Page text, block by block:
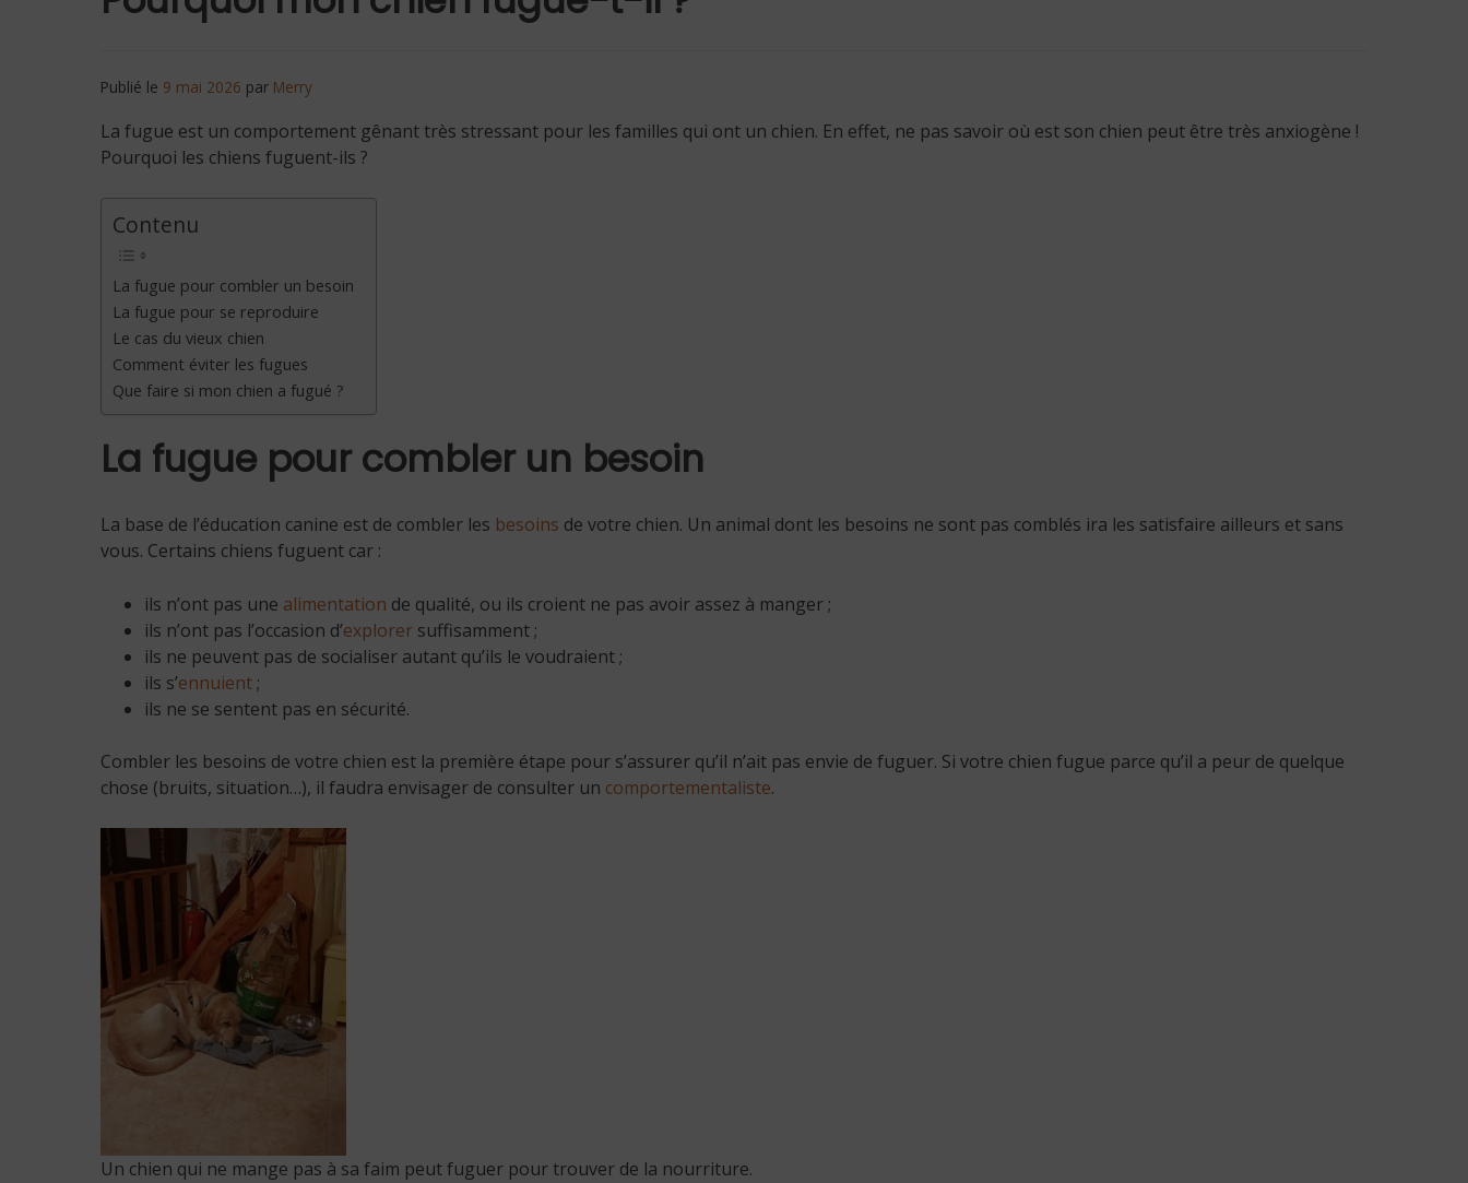
Publié le 9 mai 2026 par Merry
La fugue est un comportement gênant très stressant pour les familles qui ont un chien. En effet, ne pas savoir où est son chien peut être très anxiogène !
Pourquoi les chiens fuguent-ils ?
Contenu
La fugue pour combler un besoin
La fugue pour se reproduire
Le cas du vieux chien
Comment éviter les fugues
Que faire si mon chien a fugué ?
La fugue pour combler un besoin
La base de l’éducation canine est de combler les besoins de votre chien. Un animal dont les besoins ne sont pas comblés ira les satisfaire ailleurs et sans
vous. Certains chiens fuguent car :
ils n’ont pas une alimentation de qualité, ou ils croient ne pas avoir assez à manger ;
ils n’ont pas l’occasion d’explorer suffisamment ;
ils ne peuvent pas de socialiser autant qu’ils le voudraient ;
ils s’ennuient ;
ils ne se sentent pas en sécurité.
Combler les besoins de votre chien est la première étape pour s’assurer qu’il n’ait pas envie de fuguer. Si votre chien fugue parce qu’il a peur de quelque
chose (bruits, situation…), il faudra envisager de consulter un comportementaliste.
Un chien qui ne mange pas à sa faim peut fuguer pour trouver de la nourriture.